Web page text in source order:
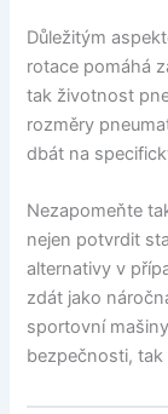
Důležitým
rotace pomáhá
tak životnost
rozměry
dbát na
Nezapomeňte
nejen potvrdit
alternativy v
zdát jako
sportovní
bezpečnosti, tak